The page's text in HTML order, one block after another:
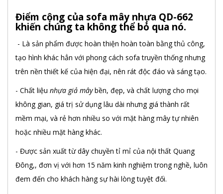
Điểm cộng của sofa mây nhựa QD-662
khiến chúng ta không thể bỏ qua nó.
- Là sản phẩm được hoàn thiện hoàn toàn bằng thủ công,
tạo hình khác hẳn với phong cách sofa truyền thống nhưng
trên nền thiết kế của hiện đại, nên rát độc đáo và sáng tạo.
- Chất liệu nhựa giả mâybền, đẹp, và chất lượng cho mọi
không gian, giá trị sử dụng lâu dài nhưng giá thành rất
mềm mại, và rẻ hơn nhiều so với mặt hàng mây tự nhiên
hoặc nhiều mặt hàng khác.
- Được sản xuất từ dây chuyền tỉ mỉ của nội thất Quang
Đông,, đơn vị với hơn 15 năm kinh nghiệm trong nghề, luôn
đem đến cho khách hàng sự hài lòng tuyệt đối.